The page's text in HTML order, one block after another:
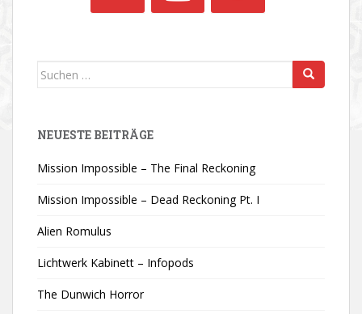
Suchen
NEUESTE BEITRÄGE
Mission Impossible – The Final Reckoning
Mission Impossible – Dead Reckoning Pt. I
Alien Romulus
Lichtwerk Kabinett – Infopods
The Dunwich Horror